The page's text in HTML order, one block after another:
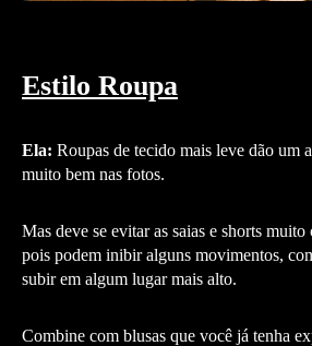
Estilo Roupa
Ela: Roupas de tecido mais leve dão um
muito bem nas fotos.
Mas deve se evitar as saias e shorts
pois podem inibir alguns movimentos,
subir em algum lugar mais alto.
Combine com blusas que você já tenha